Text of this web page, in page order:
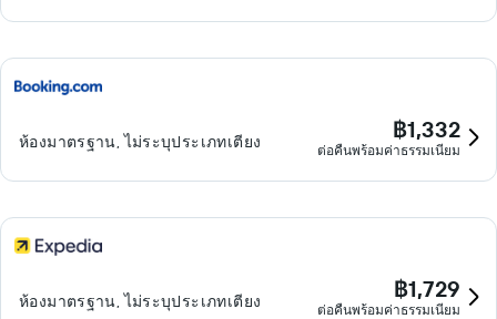
ห้องมาตรฐาน, ไม่ระบุประเภทเตียง ฿1,332
ต่อคืนพร้อมค่าธรรมเนียม
ห้องมาตรฐาน, ไม่ระบุประเภทเตียง ฿1,729
ต่อคืนพร้อมค่าธรรมเนียม